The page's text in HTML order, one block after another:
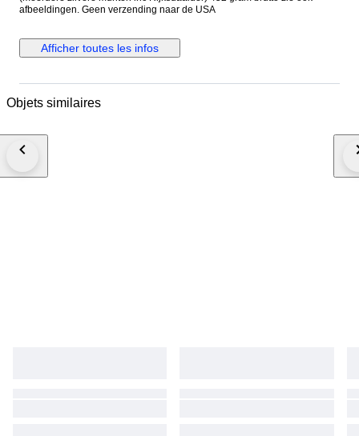
afbeeldingen. Geen verzending naar de USA
Afficher toutes les infos
Objets similaires